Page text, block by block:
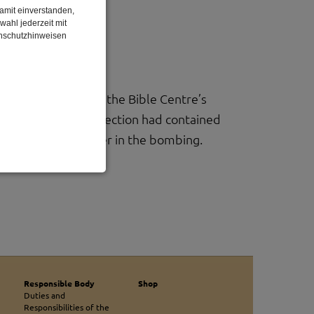
einverstanden,
jederzeit mit
Wir verwenden
for this is that the Bible Centre’s
Centre’s collection had contained
were lost forever in the bombing.
Responsible Body
Duties and
Responsibilities of the
Shop